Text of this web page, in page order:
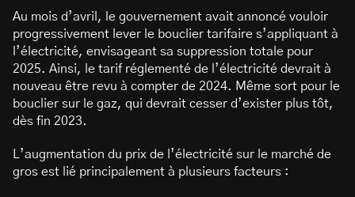
Au mois d’avril, le gouvernement avait annoncé vouloir
progressivement lever le bouclier tarifaire s’appliquant à
l’électricité, envisageant sa suppression totale pour
2025. Ainsi, le tarif réglementé de l’électricité devrait à
nouveau être revu à compter de 2024. Même sort pour le
bouclier sur le gaz, qui devrait cesser d’exister plus tôt,
dès fin 2023.
L’augmentation du prix de l’électricité sur le marché de
gros est lié principalement à plusieurs facteurs :